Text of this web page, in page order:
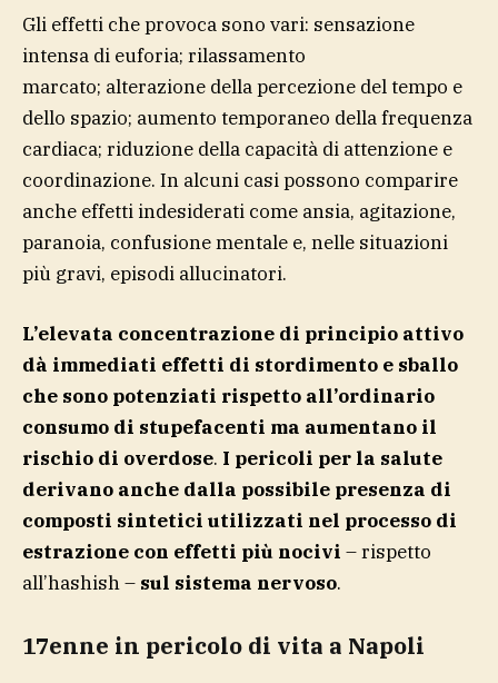
Gli effetti che provoca sono vari: sensazione
intensa di euforia; rilassamento
marcato; alterazione della percezione del tempo e
dello spazio; aumento temporaneo della frequenza
cardiaca; riduzione della capacità di attenzione e
coordinazione. In alcuni casi possono comparire
anche effetti indesiderati come ansia, agitazione,
paranoia, confusione mentale e, nelle situazioni
più gravi, episodi allucinatori.
L’elevata concentrazione di principio attivo
dà immediati effetti di stordimento e sballo
che sono potenziati rispetto all’ordinario
consumo di stupefacenti ma aumentano il
rischio di overdose. I pericoli per la salute
derivano anche dalla possibile presenza di
composti sintetici utilizzati nel processo di
estrazione con effetti più nocivi – rispetto
all’hashish – sul sistema nervoso.
17enne in pericolo di vita a Napoli